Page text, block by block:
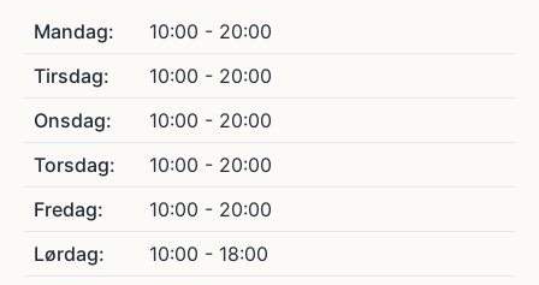
Mandag:
10:00 - 20:00
Tirsdag:
10:00 - 20:00
Onsdag:
10:00 - 20:00
Torsdag:
10:00 - 20:00
Fredag:
10:00 - 20:00
Lørdag:
10:00 - 18:00